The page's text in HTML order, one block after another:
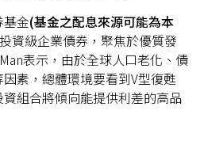
金(基金之配息來源可能為本
資級企業債券，聚焦於優質發
表示，由於全球人口老化、債
素，總體環境要看到V型復甦
組合將傾向能提供利差的高品